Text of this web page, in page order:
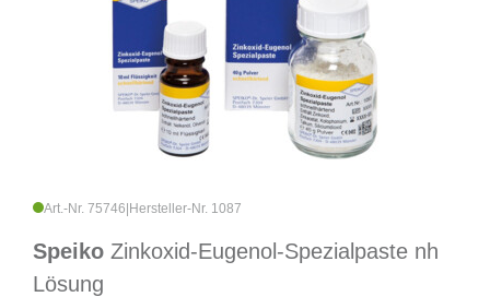
Art.-Nr. 75746 Hersteller-Nr. 1087
Speiko Zinkoxid-Eugenol-Spezialpaste nh
Lösung